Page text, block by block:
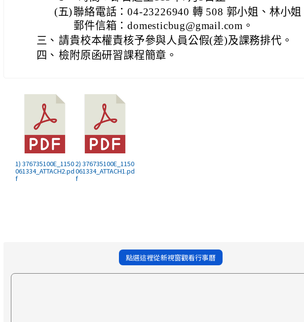
(五) 聯絡電話：04-23226940 轉 508 郭小姐、林小
郵件信箱：domesticbug@gmail.com。
三、 請貴校本權責核予參與人員公假(差)及課務排代。
四、 檢附原函研習課程簡章。
1) 376735100E_1150
061334_ATTACH2.pd
f
2) 376735100E_1150
061334_ATTACH1.pd
f
點選這裡從新視窗觀看行事曆